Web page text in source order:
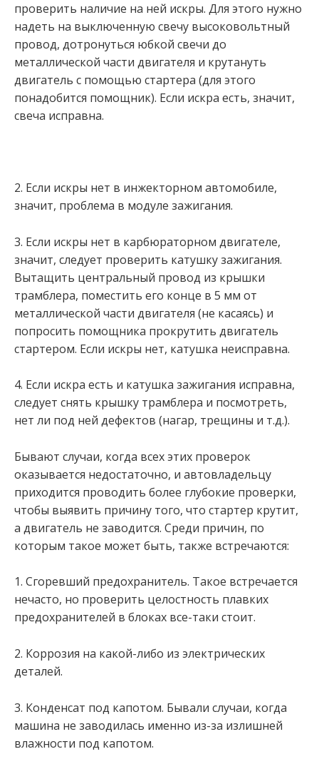
проверить наличие на ней искры. Для этого нужно
надеть на выключенную свечу высоковольтный
провод, дотронуться юбкой свечи до
металлической части двигателя и крутануть
двигатель с помощью стартера (для этого
понадобится помощник). Если искра есть, значит,
свеча исправна.
2. Если искры нет в инжекторном автомобиле,
значит, проблема в модуле зажигания.
3. Если искры нет в карбюраторном двигателе,
значит, следует проверить катушку зажигания.
Вытащить центральный провод из крышки
трамблера, поместить его конце в 5 мм от
металлической части двигателя (не касаясь) и
попросить помощника прокрутить двигатель
стартером. Если искры нет, катушка неисправна.
4. Если искра есть и катушка зажигания исправна,
следует снять крышку трамблера и посмотреть,
нет ли под ней дефектов (нагар, трещины и т.д.).
Бывают случаи, когда всех этих проверок
оказывается недостаточно, и автовладельцу
приходится проводить более глубокие проверки,
чтобы выявить причину того, что стартер крутит,
а двигатель не заводится. Среди причин, по
которым такое может быть, также встречаются:
1. Сгоревший предохранитель. Такое встречается
нечасто, но проверить целостность плавких
предохранителей в блоках все-таки стоит.
2. Коррозия на какой-либо из электрических
деталей.
3. Конденсат под капотом. Бывали случаи, когда
машина не заводилась именно из-за излишней
влажности под капотом.